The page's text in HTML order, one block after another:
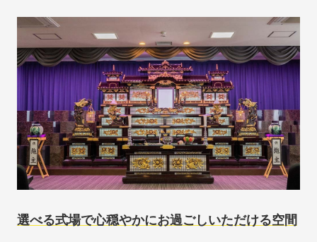
選べる式場で心穏やかにお過ごしいただける空間